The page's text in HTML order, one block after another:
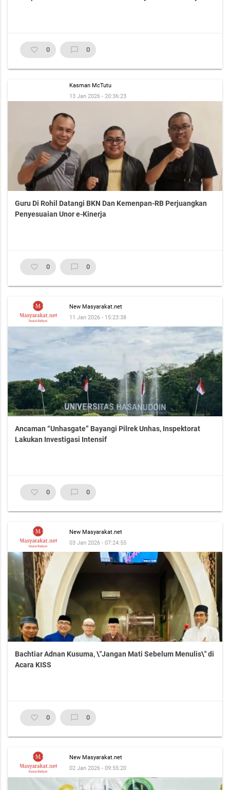
favorite_border 0 chat_bubble_outline 0
Kasman McTutu
13 Jan 2026 - 20:36:23
Guru Di Rohil Datangi BKN Dan Kemenpan-RB Perjuangkan
Penyesuaian Unor e-Kinerja
favorite_border 0 chat_bubble_outline 0
New Masyarakat.net
11 Jan 2026 - 15:23:38
Ancaman “Unhasgate” Bayangi Pilrek Unhas, Inspektorat
Lakukan Investigasi Intensif
favorite_border 0 chat_bubble_outline 0
New Masyarakat.net
03 Jan 2026 - 07:24:55
Bachtiar Adnan Kusuma, \"Jangan Mati Sebelum Menulis\" di
Acara KISS
favorite_border 0 chat_bubble_outline 0
New Masyarakat.net
02 Jan 2026 - 09:55:20